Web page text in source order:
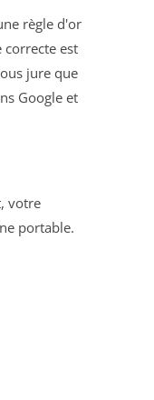
règle d'or
correcte est
jure que
Google et
votre
portable.